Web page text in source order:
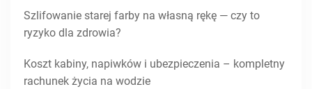
Szlifowanie starej farby na własną rękę — czy to
ryzyko dla zdrowia?
Koszt kabiny, napiwków i ubezpieczenia – kompletny
rachunek życia na wodzie